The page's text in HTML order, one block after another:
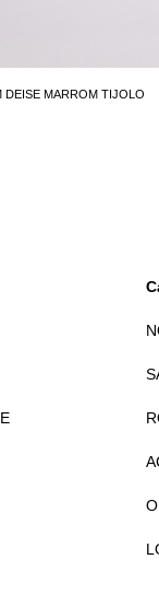
DEISE MARROM TIJOLO